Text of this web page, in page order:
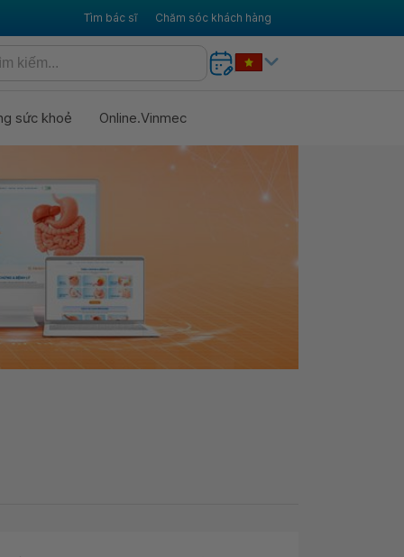
Tìm bác sĩ Chăm sóc khách hàng
sức khoẻ Online.Vinmec